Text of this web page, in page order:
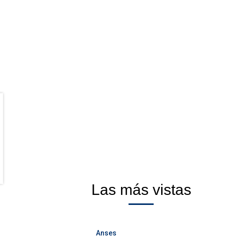
Las más vistas
Anses